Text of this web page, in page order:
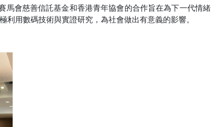
會慈善信託基金和香港青年協會的合作旨在為下一代情緒
用數碼技術與實證研究，為社會做出有意義的影響。